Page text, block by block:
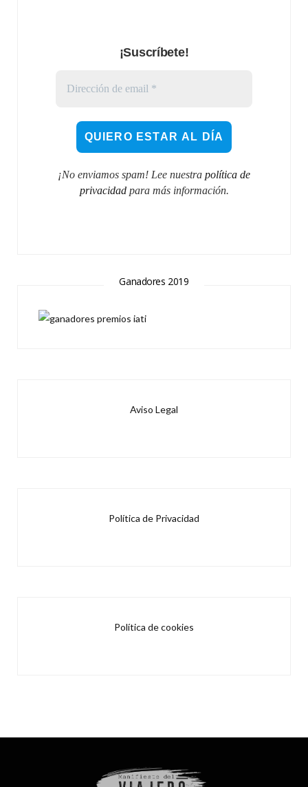
¡Suscríbete!
¡No enviamos spam! Lee nuestra política de
privacidadpara más información.
Ganadores 2019
Aviso Legal
Política de Privacidad
Política de cookies